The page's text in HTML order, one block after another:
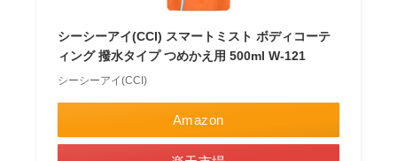
シーシーアイ(CCI) スマートミスト ボディコーテ
ィング 撥水タイプ つめかえ用 500ml W-121
シーシーアイ(CCI)
Amazon